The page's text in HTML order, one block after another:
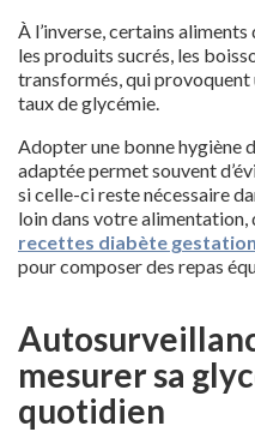
À l’inverse, certains
les produits sucrés, les
transformés, qui
taux de glycémie.
Adopter une bonne hygiène
adaptée permet souvent
si celle-ci reste nécessaire
loin dans votre alimentation,
recettes diabète
pour composer des repas
mesurer sa
quotidien